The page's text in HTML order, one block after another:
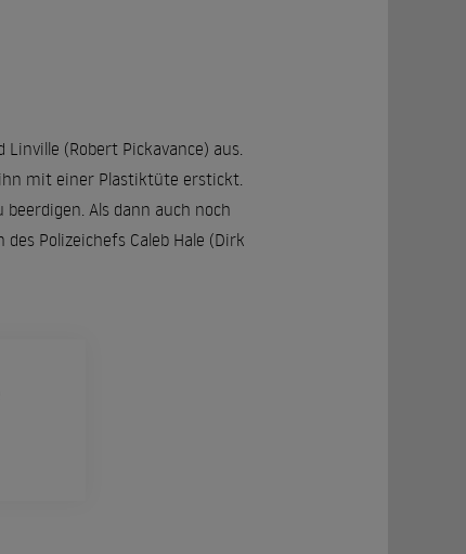
(Robert Pickavance) aus.
mit einer Plastiktüte erstickt.
Als dann auch noch
Polizeichefs Caleb Hale (Dirk